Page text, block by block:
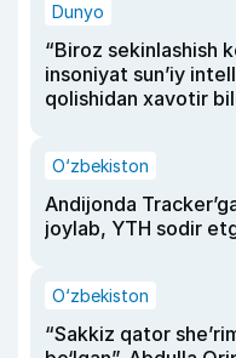
Dunyo
“Biroz sekinlashish
insoniyat sun’iy
qolishidan xavotir
O‘zbekiston
Andijonda
joylab, YTH sodir
O‘zbekiston
“Sakkiz qator